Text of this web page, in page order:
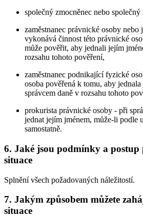
společný zmocněnec nebo společný
zaměstnanec právnické osoby nebo
vykonává činnost této právnické
může pověřit, aby jednali jejím
rozsahu tohoto pověření,
zaměstnanec podnikající fyzické
osoba pověřená k tomu, aby
správcem daně v rozsahu tohoto
prokurista právnické osoby - při
jednat jejím jménem, může-li podle
samostatně.
6. Jaké jsou podmínky a postup
situace
Splnění všech požadovaných náležitostí.
7. Jakým způsobem můžete
situace